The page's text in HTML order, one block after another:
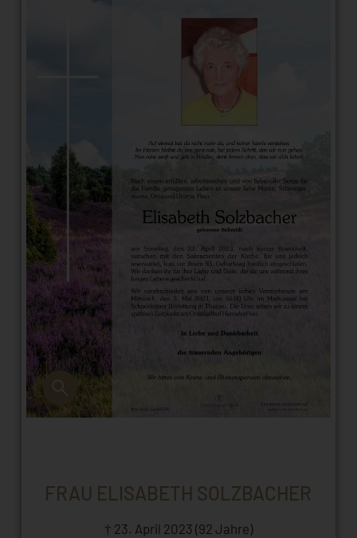
FRAU ELISABETH SOLZBACHER
† 23. April 2023 (92 Jahre)